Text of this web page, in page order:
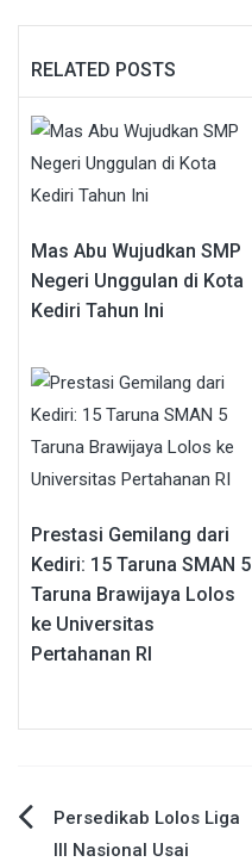
RELATED POSTS
Mas Abu Wujudkan SMP
Negeri Unggulan di Kota
Kediri Tahun Ini
Prestasi Gemilang dari
Kediri: 15 Taruna SMAN 5
Taruna Brawijaya Lolos
ke Universitas
Pertahanan RI
Navigasi
Persedikab Lolos Liga
III Nasional Usai